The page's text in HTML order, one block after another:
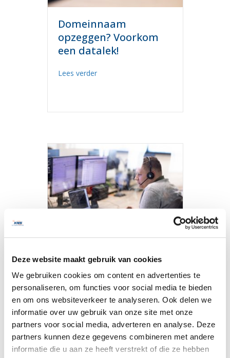
Deze website maakt gebruik van cookies
We gebruiken cookies om content en advertenties te
personaliseren, om functies voor social media te bieden
en om ons websiteverkeer te analyseren. Ook delen we
informatie over uw gebruik van onze site met onze
partners voor social media, adverteren en analyse. Deze
partners kunnen deze gegevens combineren met andere
informatie die u aan ze heeft verstrekt of die ze hebben
Domeinnaam
opzeggen? Voorkom
een datalek!
Lees verderabout Domeinnaam opzeggen?
and Response (EDR)
Lees verderabout Endpoint Detection and